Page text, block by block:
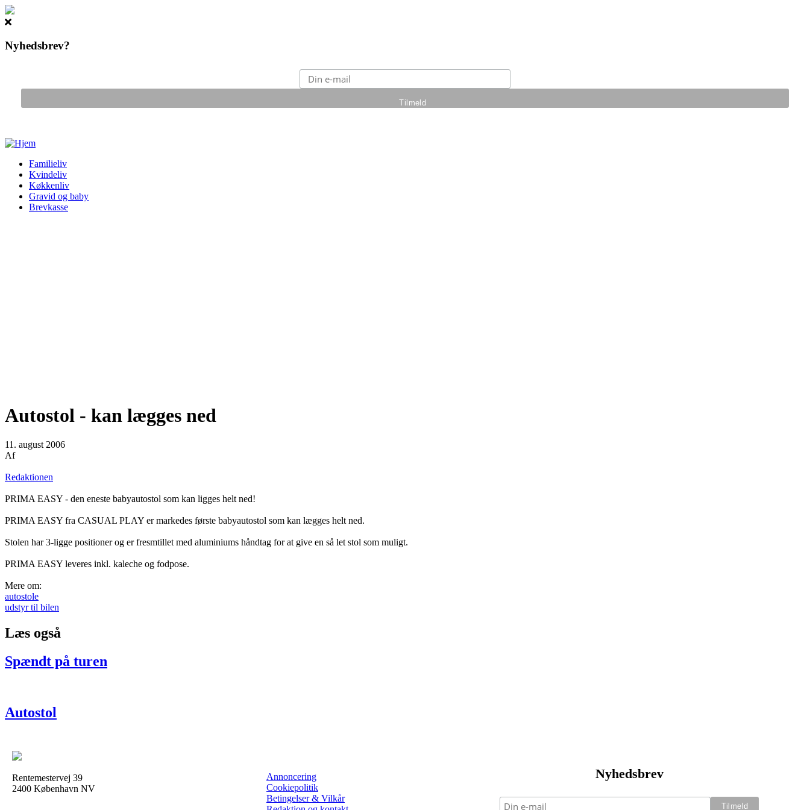
Nyhedsbrev?
Gå til hovedindhold
Familieliv
Kvindeliv
Køkkenliv
Gravid og baby
Brevkasse
Autostol - kan lægges ned
11. august 2006
Af
Redaktionen
PRIMA EASY - den eneste babyautostol som kan ligges helt ned!
PRIMA EASY fra CASUAL PLAY er markedes første babyautostol som kan lægges helt ned.
Stolen har 3-ligge positioner og er fresmtillet med aluminiums håndtag for at give en så let stol som muligt.
PRIMA EASY leveres inkl. kaleche og fodpose.
Mere om:
autostole
udstyr til bilen
Læs også
Spændt på turen
Autostol
Rentemestervej 39
2400 København NV
Annoncering
Cookiepolitik
Betingelser & Vilkår
Nyhedsbrev